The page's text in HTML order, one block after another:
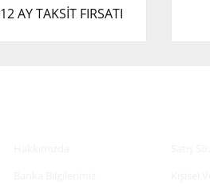
12 AY TAKSİT FIRSATI